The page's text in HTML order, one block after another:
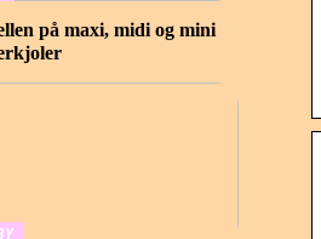
på maxi, midi og mini